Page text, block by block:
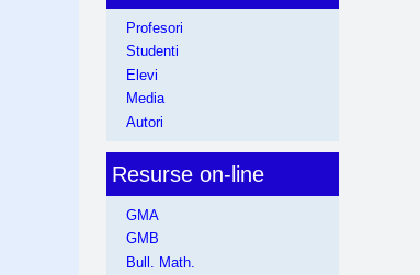
Profesori
Studenti
Elevi
Media
Autori
Resurse on-line
GMA
GMB
Bull. Math.